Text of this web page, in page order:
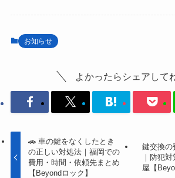
お知らせ
よかったらシェアして
🚗 車の鍵をなくしたとき
の正しい対処法｜福岡での
費用・時間・依頼先まとめ
【Beyondロック】
鍵交換の
｜防犯
屋【